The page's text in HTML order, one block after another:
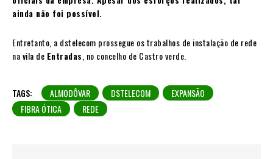
ainda não foi possível.
Entretanto, a dstelecom prossegue os trabalhos de instalação de rede
na vila de Entradas, no concelho de Castro verde.
TAGS: ALMODÔVAR DSTELECOM
EXPANSÃO
FIBRA ÓTICA
REDE